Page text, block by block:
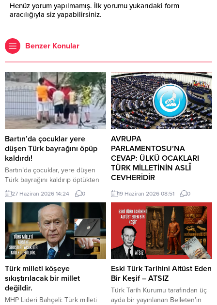
Henüz yorum yapılmamış. İlk yorumu yukarıdaki form
aracılığıyla siz yapabilirsiniz.
Benzer Konular
Bartın’da çocuklar yere
düşen Türk bayrağını öpüp
kaldırdı!
Bartın’da çocuklar, yere düşen
Türk bayrağını kaldırıp öptükten
sonra gelen itfaiye ekiplerinin de
yardımıyla göndere çekti. O anlar
cep telefonu kamerası tarafından
kaydedildi. Yerden kaldırıp öptüler
Kemerköprü Mahallesi’nde dün
akşam saatlerinde Cumhuriyet
Parkı içerisindeki direkte bulunan
Türk bayrağı rüzgar nedeniyle
ipinin kopmasıyla yere düştü. Bu
sırada parkta oynayan çocuklar
yere...
27 Haziran 2026 14:24 0
AVRUPA
PARLAMENTOSU’NA
CEVAP: ÜLKÜ OCAKLARI
TÜRK MİLLETİNİN ASLÎ
CEVHERİDİR
MHP milletvekili Prof. Dr. İlyas
Topsakal AB parlamentosuna
cevap verdi: Avrupa
Parlamentosu tarafından 17
Haziran 2026 tarihinde kabul
edilen Türkiye Raporu, teknik bir
ilerleme belgesi olmaktan ziyade,
Türkiye-AB ilişkilerinin gerilimli fay
hatlarını derinleştiren ve
Ankara’nın stratejik özerkliğini
hedef alan bir siyasi pozisyon
belgesi niteliğindedir. Raporun
19 Haziran 2026 08:51 0
Türk milleti köşeye
sıkıştırılacak bir millet
değildir.
MHP Lideri Bahçeli: Türk milleti
Eski Türk Tarihini Altüst Eden
Bir Keşif – ATSIZ
Türk Tarih Kurumu tarafından üç
ayda bir yayınlanan Belleten’in